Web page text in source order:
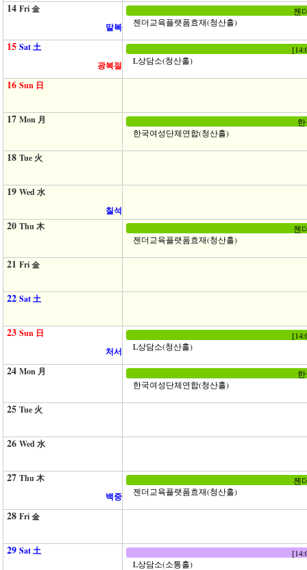
14 Fri 金
말복
젠
젠더교육플랫폼효재(청산홀)
15 Sat 土
광복절
L상담소(청산홀)
16 Sun 日
17 Mon 月
한국여성단체연합(청산홀)
18 Tue 火
19 Wed 水
칠석
20 Thu 木
젠
젠더교육플랫폼효재(청산홀)
21 Fri 金
22 Sat 土
23 Sun 日
처서
L상담소(청산홀)
24 Mon 月
한국여성단체연합(청산홀)
25 Tue 火
26 Wed 水
27 Thu 木
백중
젠
젠더교육플랫폼효재(청산홀)
28 Fri 金
29 Sat 土
L상담소(소통홀)